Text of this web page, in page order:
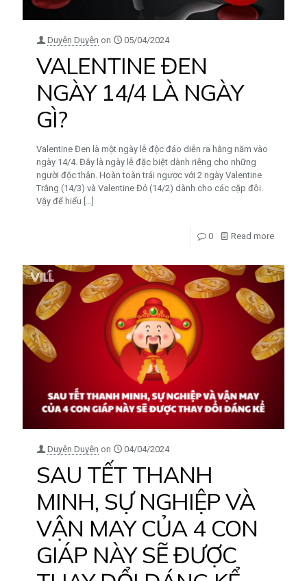
Duyên Duyên on 05/04/2024
VALENTINE ĐEN
NGÀY 14/4 LÀ NGÀY
GÌ?
Valentine Đen là một ngày lễ độc đáo diễn ra hằng năm vào
ngày 14/4. Đây là ngày lễ đặc biệt dành riêng cho những
người độc thân. Hoàn toàn trái ngược với 2 ngày Valentine
Trắng (14/3) và Valentine Đỏ (14/2) dành cho các cặp đôi.
Vậy để hiểu
0 Read more
Duyên Duyên on 04/04/2024
SAU TẾT THANH
MINH, SỰ NGHIỆP VÀ
VẬN MAY CỦA 4 CON
GIÁP NÀY SẼ ĐƯỢC